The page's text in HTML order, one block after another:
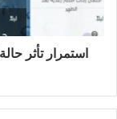
استمرار تأثر